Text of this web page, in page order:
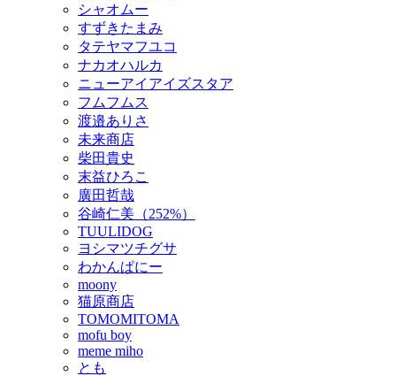
シャオムー
すずきたまみ
タテヤマフユコ
ナカオハルカ
ニューアイアイズスタア
フムフムス
渡邉ありさ
未来商店
柴田貴史
末益ひろこ
廣田哲哉
谷崎仁美（252%）
TUULIDOG
ヨシマツチグサ
わかんぱにー
moony
猫原商店
TOMOMITOMA
mofu boy
meme miho
とも